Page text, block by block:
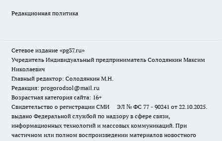
Редакционная политика
Сетевое издание «pg37.ru»
Учредитель Индивидуальный предприниматель Солодянкин Максим
Николаевич
Главный редактор: Солодянкин М.Н.
Редакция: progorodsol@mail.ru
Возрастная категория сайта: 16+
Свидетельство о регистрации СМИ ЭЛ № ФС 77 - 90241 от 22.10.2025.
выдано Федеральной службой по надзору в сфере связи,
информационных технологий и массовых коммуникаций. При
частичном или полном воспроизведении материалов новостного